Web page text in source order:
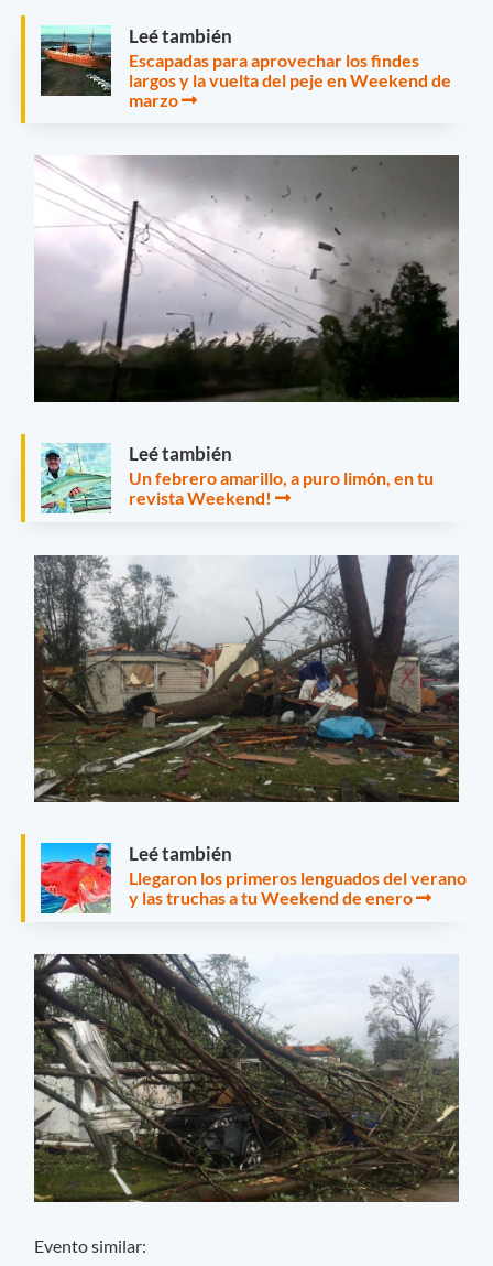
Leé también
Escapadas para aprovechar los findes
largos y la vuelta del peje en Weekend de
marzo
Leé también
Un febrero amarillo, a puro limón, en tu
revista Weekend!
Leé también
Llegaron los primeros lenguados del verano
y las truchas a tu Weekend de enero
Evento similar: